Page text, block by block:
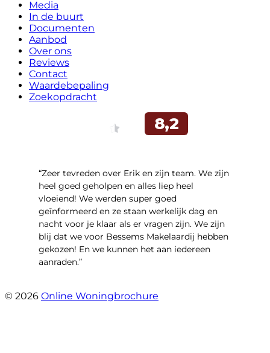
Media
In de buurt
Documenten
Aanbod
Over ons
Reviews
Contact
Waardebepaling
Zoekopdracht
“Zeer tevreden over Erik en zijn team. We zijn
heel goed geholpen en alles liep heel
vloeiend! We werden super goed
geïnformeerd en ze staan werkelijk dag en
nacht voor je klaar als er vragen zijn. We zijn
blij dat we voor Bessems Makelaardij hebben
gekozen! En we kunnen het aan iedereen
aanraden.”
© 2026 Online Woningbrochure